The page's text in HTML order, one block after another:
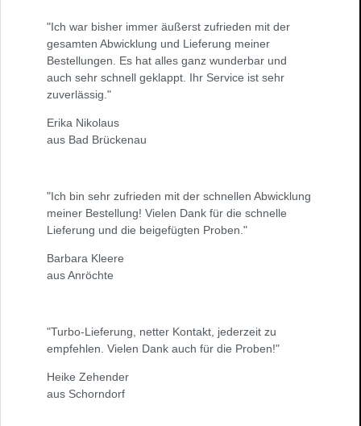
"Ich war bisher immer äußerst zufrieden mit der
gesamten Abwicklung und Lieferung meiner
Bestellungen. Es hat alles ganz wunderbar und
auch sehr schnell geklappt. Ihr Service ist sehr
zuverlässig."
Erika Nikolaus
aus Bad Brückenau
"Ich bin sehr zufrieden mit der schnellen Abwicklung
meiner Bestellung! Vielen Dank für die schnelle
Lieferung und die beigefügten Proben."
Barbara Kleere
aus Anröchte
"Turbo-Lieferung, netter Kontakt, jederzeit zu
empfehlen. Vielen Dank auch für die Proben!"
Heike Zehender
aus Schorndorf